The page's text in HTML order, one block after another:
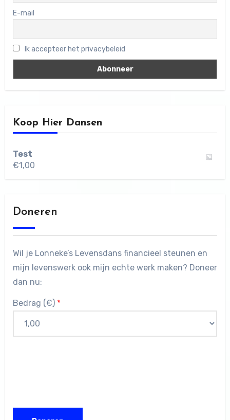
E-mail
Ik accepteer het privacybeleid
Koop Hier Dansen
Test
€1,00
Doneren
Wil je Lonneke’s Levensdans financieel steunen en
mijn levenswerk ook mijn echte werk maken? Doneer
dan nu:
Bedrag (€) *